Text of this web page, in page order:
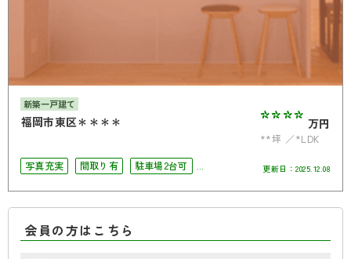
新築一戸建て
福岡市東区＊＊＊＊ **** 万円
**坪
*LDK
写真充実
間取り有
駐車場2台可
更新日： 2025.12.08
会員の方はこちら